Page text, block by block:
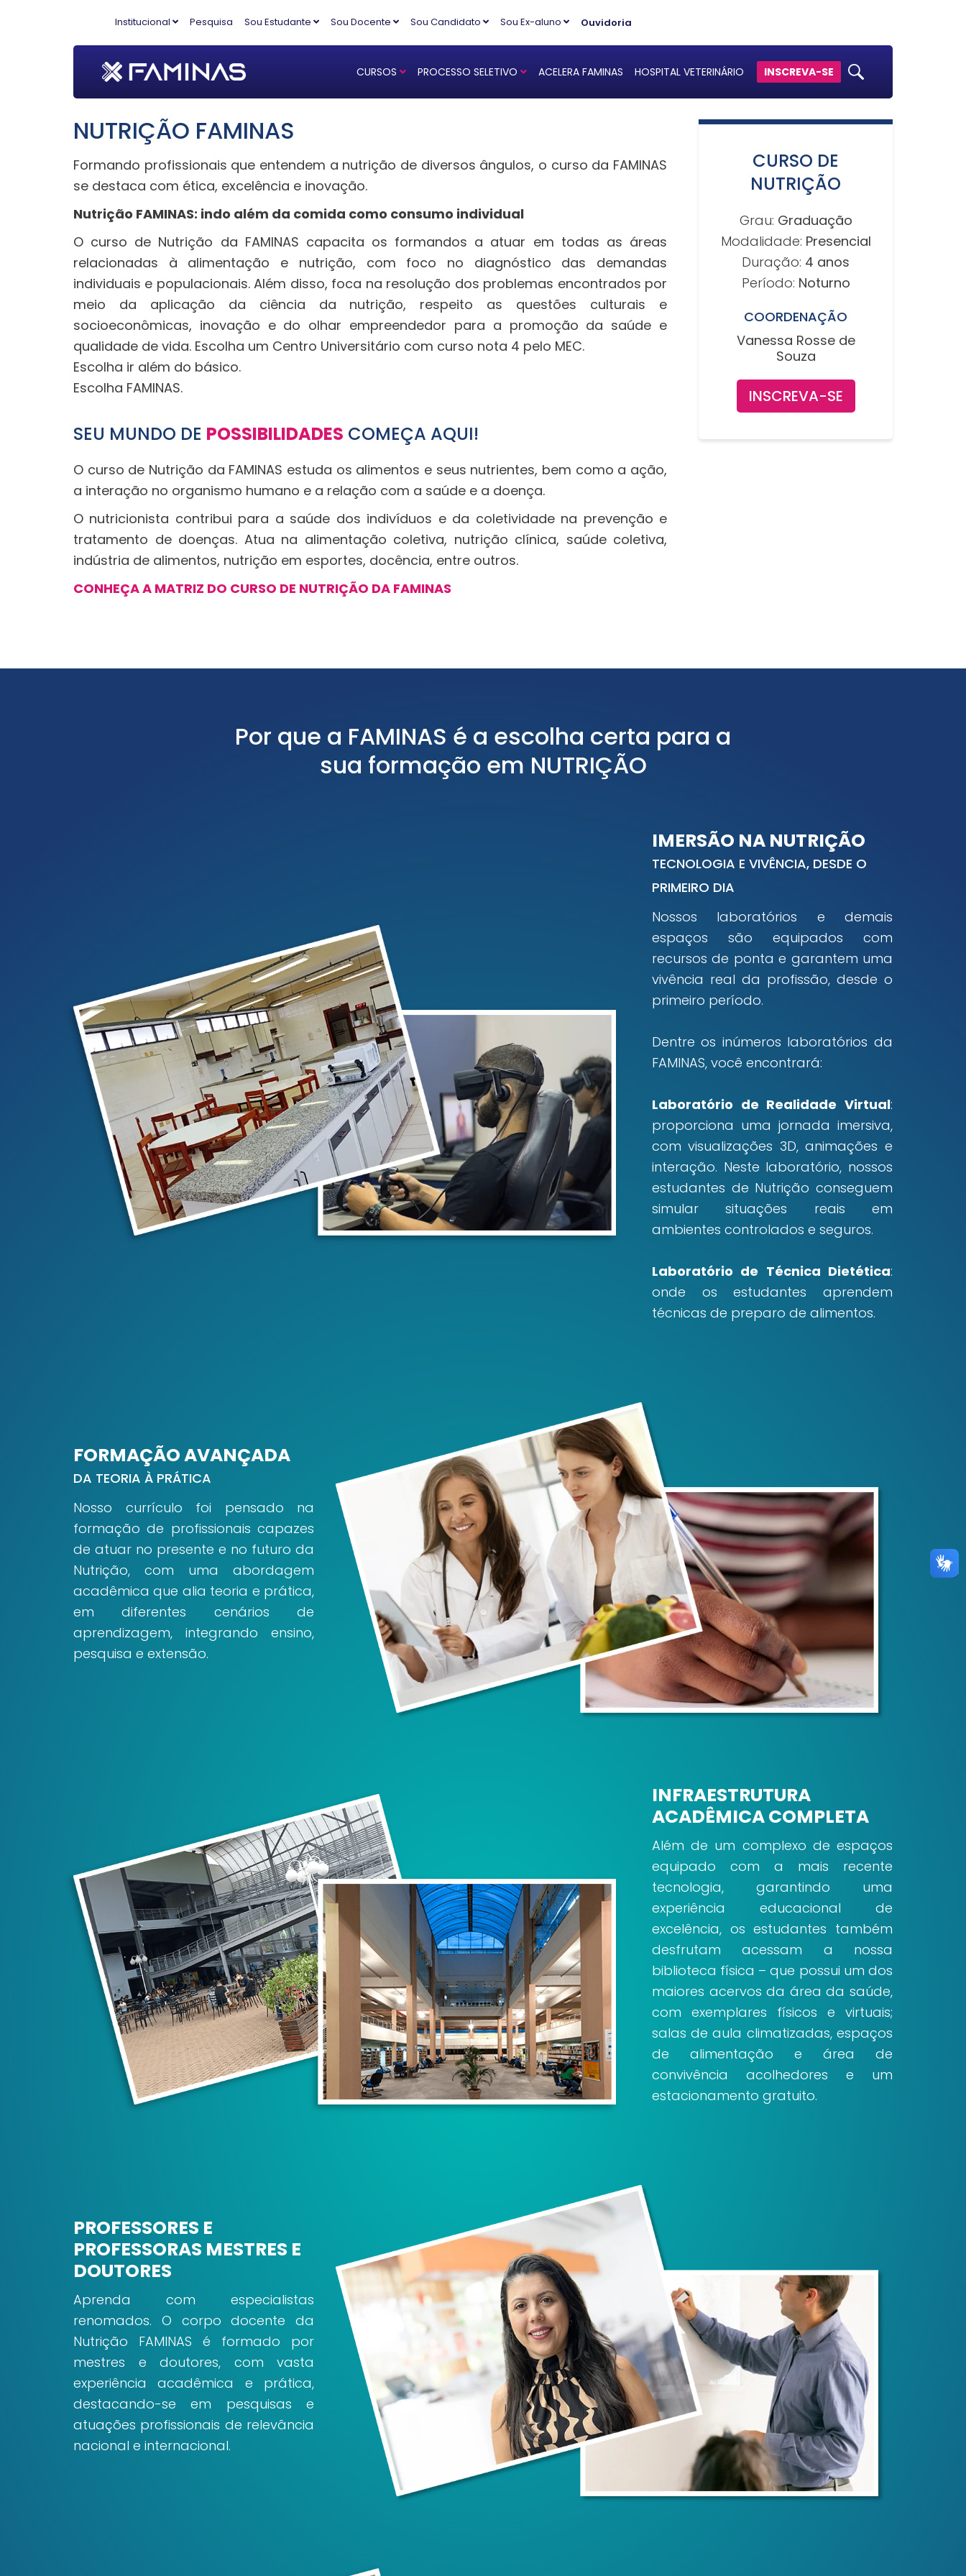
Institucional Pesquisa Sou Estudante Sou Docente Sou Candidato Sou Ex-aluno Ouvidoria
CURSOS PROCESSO SELETIVO ACELERA FAMINAS HOSPITAL VETERINÁRIO INSCREVA-SE
NUTRIÇÃO FAMINAS
Formando profissionais que entendem a nutrição de diversos ângulos, o curso da FAMINAS
se destaca com ética, excelência e inovação.
Nutrição FAMINAS: indo além da comida como consumo individual
O curso de Nutrição da FAMINAS capacita os formandos a atuar em todas as áreas
relacionadas à alimentação e nutrição, com foco no diagnóstico das demandas
individuais e populacionais. Além disso, foca na resolução dos problemas encontrados por
meio da aplicação da ciência da nutrição, respeito as questões culturais e
socioeconômicas, inovação e do olhar empreendedor para a promoção da saúde e
qualidade de vida. Escolha um Centro Universitário com curso nota 4 pelo MEC.
Escolha ir além do básico.
Escolha FAMINAS.
SEU MUNDO DE POSSIBILIDADES COMEÇA AQUI!
O curso de Nutrição da FAMINAS estuda os alimentos e seus nutrientes, bem como a ação,
a interação no organismo humano e a relação com a saúde e a doença.
O nutricionista contribui para a saúde dos indivíduos e da coletividade na prevenção e
tratamento de doenças. Atua na alimentação coletiva, nutrição clínica, saúde coletiva,
indústria de alimentos, nutrição em esportes, docência, entre outros.
CONHEÇA A MATRIZ DO CURSO DE NUTRIÇÃO DA FAMINAS
CURSO DE
NUTRIÇÃO
Grau: Graduação
Modalidade: Presencial
Duração: 4 anos
Período: Noturno
COORDENAÇÃO
Vanessa Rosse de
Souza
INSCREVA-SE
Por que a FAMINAS é a escolha certa para a
sua formação em NUTRIÇÃO
IMERSÃO NA NUTRIÇÃO
TECNOLOGIA E VIVÊNCIA, DESDE O
PRIMEIRO DIA
Nossos laboratórios e demais
espaços são equipados com
recursos de ponta e garantem uma
vivência real da profissão, desde o
primeiro período.
Dentre os inúmeros laboratórios da
FAMINAS, você encontrará:
Laboratório de Realidade Virtual:
proporciona uma jornada imersiva,
com visualizações 3D, animações e
interação. Neste laboratório, nossos
estudantes de Nutrição conseguem
simular situações reais em
ambientes controlados e seguros.
Laboratório de Técnica Dietética:
onde os estudantes aprendem
técnicas de preparo de alimentos.
FORMAÇÃO AVANÇADA
DA TEORIA À PRÁTICA
Nosso currículo foi pensado na
formação de profissionais capazes
de atuar no presente e no futuro da
Nutrição, com uma abordagem
acadêmica que alia teoria e prática,
em diferentes cenários de
aprendizagem, integrando ensino,
pesquisa e extensão.
INFRAESTRUTURA
ACADÊMICA COMPLETA
Além de um complexo de espaços
equipado com a mais recente
tecnologia, garantindo uma
experiência educacional de
excelência, os estudantes também
desfrutam acessam a nossa
biblioteca física – que possui um dos
maiores acervos da área da saúde,
com exemplares físicos e virtuais;
salas de aula climatizadas, espaços
de alimentação e área de
convivência acolhedores e um
estacionamento gratuito.
PROFESSORES E
PROFESSORAS MESTRES E
DOUTORES
Aprenda com especialistas
renomados. O corpo docente da
Nutrição FAMINAS é formado por
mestres e doutores, com vasta
experiência acadêmica e prática,
destacando-se em pesquisas e
atuações profissionais de relevância
nacional e internacional.